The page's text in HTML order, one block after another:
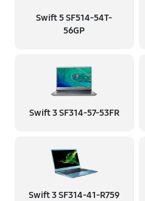
Swift 5 SF514-54T-
56GP
Swift 3 SF314-57-53FR
Swift 3 SF314-41-R759